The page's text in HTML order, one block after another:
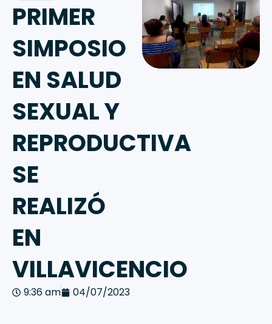
PRIMER
SIMPOSIO
EN SALUD
SEXUAL Y
REPRODUCTIVA
SE
REALIZÓ
EN
VILLAVICENCIO
9:36 am 04/07/2023